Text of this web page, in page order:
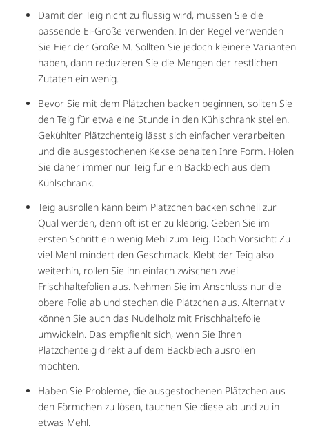
Damit der Teig nicht zu flüssig wird, müssen Sie die
passende Ei-Größe verwenden. In der Regel verwenden
Sie Eier der Größe M. Sollten Sie jedoch kleinere Varianten
haben, dann reduzieren Sie die Mengen der restlichen
Zutaten ein wenig.
Bevor Sie mit dem Plätzchen backen beginnen, sollten Sie
den Teig für etwa eine Stunde in den Kühlschrank stellen.
Gekühlter Plätzchenteig lässt sich einfacher verarbeiten
und die ausgestochenen Kekse behalten Ihre Form. Holen
Sie daher immer nur Teig für ein Backblech aus dem
Kühlschrank.
Teig ausrollen kann beim Plätzchen backen schnell zur
Qual werden, denn oft ist er zu klebrig. Geben Sie im
ersten Schritt ein wenig Mehl zum Teig. Doch Vorsicht: Zu
viel Mehl mindert den Geschmack. Klebt der Teig also
weiterhin, rollen Sie ihn einfach zwischen zwei
Frischhaltefolien aus. Nehmen Sie im Anschluss nur die
obere Folie ab und stechen die Plätzchen aus. Alternativ
können Sie auch das Nudelholz mit Frischhaltefolie
umwickeln. Das empfiehlt sich, wenn Sie Ihren
Plätzchenteig direkt auf dem Backblech ausrollen
möchten.
Haben Sie Probleme, die ausgestochenen Plätzchen aus
den Förmchen zu lösen, tauchen Sie diese ab und zu in
etwas Mehl.